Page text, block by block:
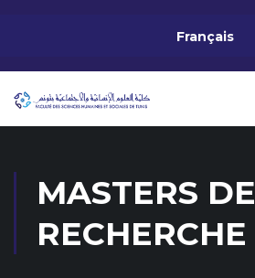
Français
MASTERS DE
RECHERCHE